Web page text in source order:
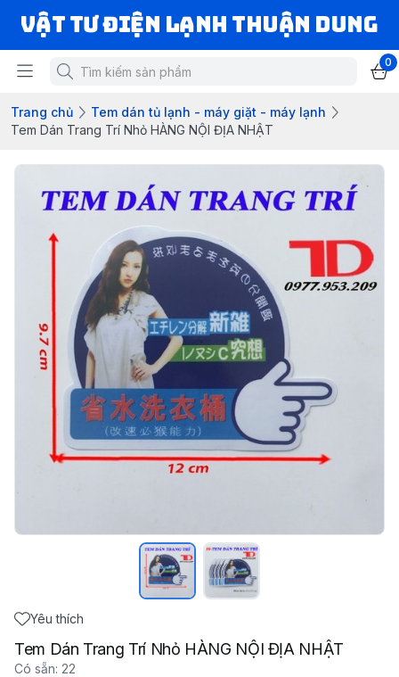
VẬT TƯ ĐIỆN LẠNH THUẬN DUNG
0
Trang chủ
Tem dán tủ lạnh - máy giặt - máy lạnh
Tem Dán Trang Trí Nhỏ HÀNG NỘI ĐỊA NHẬT
Yêu thích
Tem Dán Trang Trí Nhỏ HÀNG NỘI ĐỊA NHẬT
Có sẵn: 22